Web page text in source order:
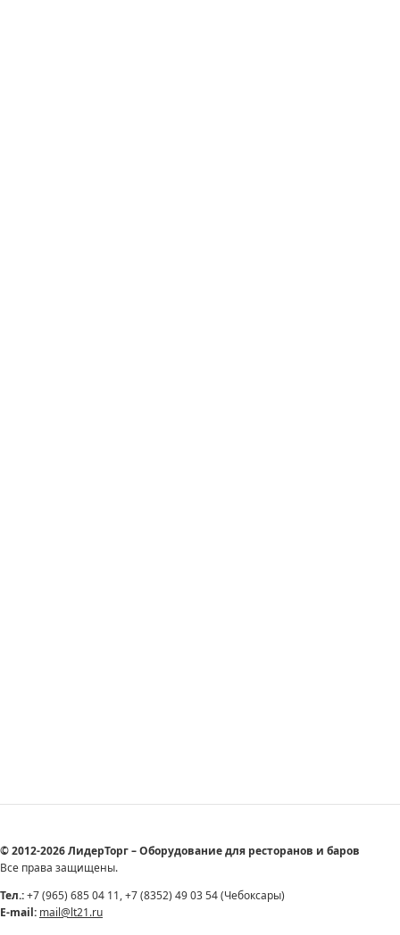
© 2012-2026 ЛидерТорг – Оборудование для ресторанов и баров
Все права защищены.
Тел.:+7 (965) 685 04 11, +7 (8352) 49 03 54 (Чебоксары)
E-mail: mail@lt21.ru